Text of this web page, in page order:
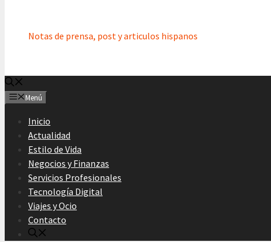
Notas de prensa, post y articulos hispanos
Menú
Inicio
Actualidad
Estilo de Vida
Negocios y Finanzas
Servicios Profesionales
Tecnología Digital
Viajes y Ocio
Contacto